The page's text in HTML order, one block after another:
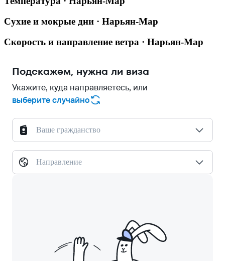
Сухие и мокрые дни · Нарьян-Мар
Скорость и направление ветра · Нарьян-Мар
Подскажем, нужна ли виза
Укажите, куда направляетесь, или
выберите случайно
Ваше гражданство
Направление